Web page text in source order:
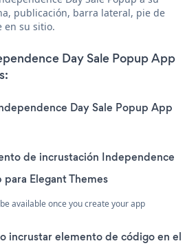
publicación, barra lateral, pie de
en su sitio.
Day Sale Popup App
Day Sale Popup App
de incrustación Independence
para Elegant Themes
available once you create your app
incrustar elemento de código en el